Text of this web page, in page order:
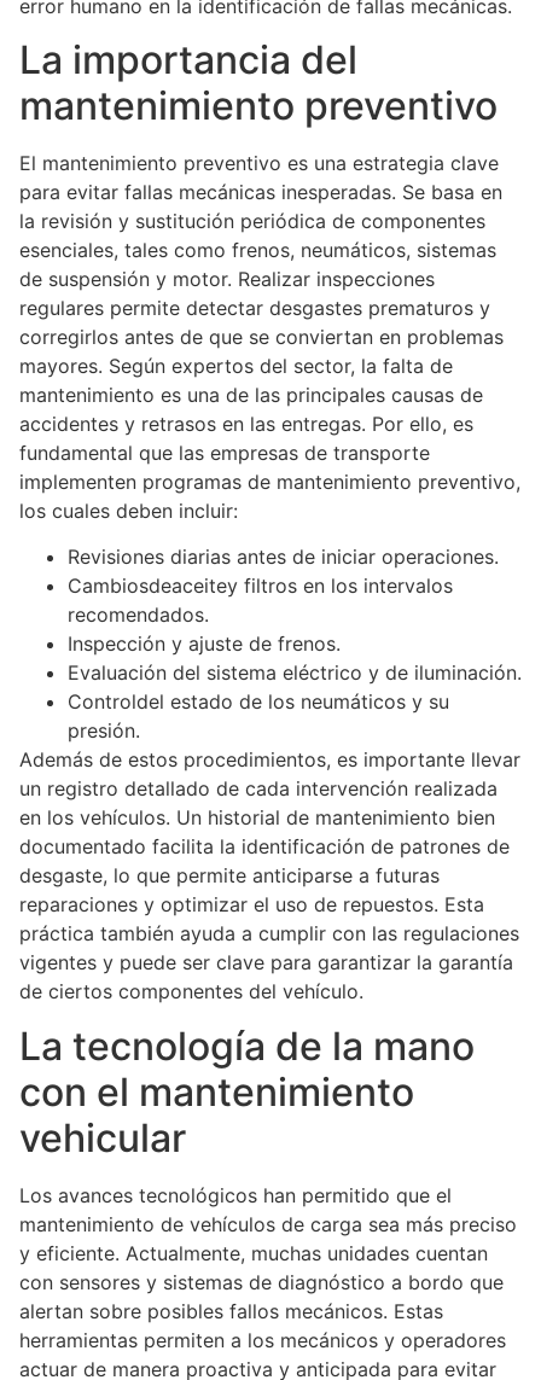
error humano en la identificación de fallas mecánicas.
La importancia del
mantenimiento preventivo
El mantenimiento preventivo es una estrategia clave
para evitar fallas mecánicas inesperadas. Se basa en
la revisión y sustitución periódica de componentes
esenciales, tales como frenos, neumáticos, sistemas
de suspensión y motor. Realizar inspecciones
regulares permite detectar desgastes prematuros y
corregirlos antes de que se conviertan en problemas
mayores. Según expertos del sector, la falta de
mantenimiento es una de las principales causas de
accidentes y retrasos en las entregas. Por ello, es
fundamental que las empresas de transporte
implementen programas de mantenimiento preventivo,
los cuales deben incluir:
Revisiones diarias antes de iniciar operaciones.
Cambiosdeaceitey filtros en los intervalos
recomendados.
Inspección y ajuste de frenos.
Evaluación del sistema eléctrico y de iluminación.
Controldel estado de los neumáticos y su
presión.
Además de estos procedimientos, es importante llevar
un registro detallado de cada intervención realizada
en los vehículos. Un historial de mantenimiento bien
documentado facilita la identificación de patrones de
desgaste, lo que permite anticiparse a futuras
reparaciones y optimizar el uso de repuestos. Esta
práctica también ayuda a cumplir con las regulaciones
vigentes y puede ser clave para garantizar la garantía
de ciertos componentes del vehículo.
La tecnología de la mano
con el mantenimiento
vehicular
Los avances tecnológicos han permitido que el
mantenimiento de vehículos de carga sea más preciso
y eficiente. Actualmente, muchas unidades cuentan
con sensores y sistemas de diagnóstico a bordo que
alertan sobre posibles fallos mecánicos. Estas
herramientas permiten a los mecánicos y operadores
actuar de manera proactiva y anticipada para evitar